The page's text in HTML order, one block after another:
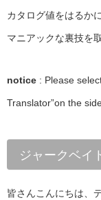
カタログ値をはるか
マニアックな裏技を
notice : Please
Translator”on the
ジャークベイ
皆さんこんにちは、